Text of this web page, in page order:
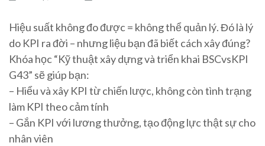
Hiệu suất không đo được = không thể quản lý. Đó là lý
do KPI ra đời – nhưng liệu bạn đã biết cách xây đúng?
Khóa học “Kỹ thuật xây dựng và triển khai BSCvsKPI
G43” sẽ giúp bạn:
– Hiểu và xây KPI từ chiến lược, không còn tình trạng
làm KPI theo cảm tính
– Gắn KPI với lương thưởng, tạo động lực thật sự cho
nhân viên